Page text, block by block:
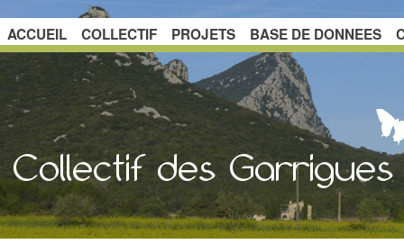
ACCUEIL COLLECTIF PROJETS BASE DE DONNEES